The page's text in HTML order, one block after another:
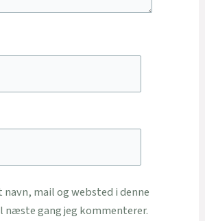
navn, mail og websted i denne
næste gang jeg kommenterer.